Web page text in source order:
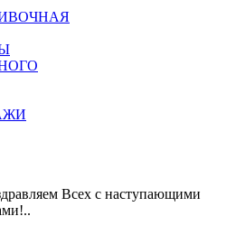
Всех с наступающими